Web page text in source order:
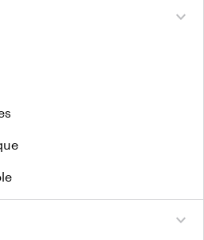
expand_more
expand_more